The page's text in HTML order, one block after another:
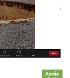
Accés